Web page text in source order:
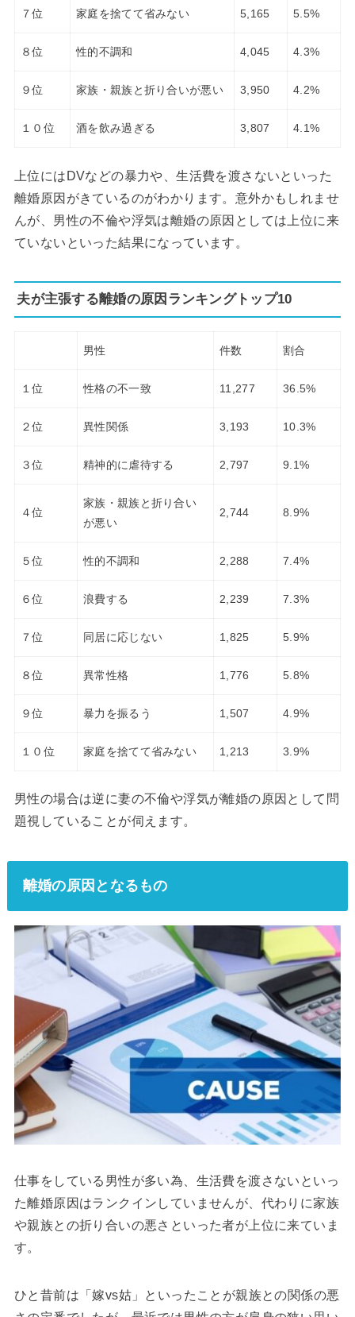
７位 家庭を捨てて省みない 5,165 5.5%
８位 性的不調和 4,045 4.3%
９位 家族・親族と折り合いが悪い 3,950 4.2%
１０位 酒を飲み過ぎる 3,807 4.1%
上位にはDVなどの暴力や、生活費を渡さないといった
離婚原因がきているのがわかります。意外かもしれませ
んが、男性の不倫や浮気は離婚の原因としては上位に来
ていないといった結果になっています。
夫が主張する離婚の原因ランキングトップ10
男性 件数 割合
１位 性格の不一致 11,277 36.5%
２位 異性関係 3,193 10.3%
３位 精神的に虐待する 2,797 9.1%
４位
家族・親族と折り合い
が悪い
2,744 8.9%
５位 性的不調和 2,288 7.4%
６位 浪費する 2,239 7.3%
７位 同居に応じない 1,825 5.9%
８位 異常性格 1,776 5.8%
９位 暴力を振るう 1,507 4.9%
１０位 家庭を捨てて省みない 1,213 3.9%
男性の場合は逆に妻の不倫や浮気が離婚の原因として問
題視していることが伺えます。
離婚の原因となるもの
仕事をしている男性が多い為、生活費を渡さないといっ
た離婚原因はランクインしていませんが、代わりに家族
や親族との折り合いの悪さといった者が上位に来ていま
す。
ひと昔前は「嫁vs姑」といったことが親族との関係の悪